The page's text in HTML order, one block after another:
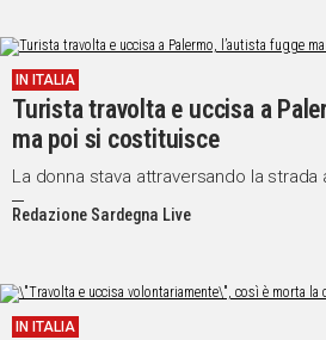
IN ITALIA
Turista travolta e uccisa a
ma poi si costituisce
La donna stava attraversando la strada
Redazione Sardegna Live
IN ITALIA